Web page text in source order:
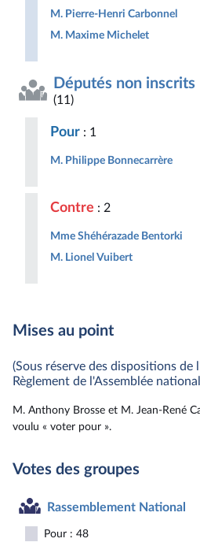
M. Pierre-Henri Carbonnel
M. Maxime Michelet
Députés non inscrits
(11)
Pour : 1
M. Philippe Bonnecarrère
Contre : 2
Mme Shéhérazade Bentorki
M. Lionel Vuibert
Mises au point
(Sous réserve des dispositions de
Règlement de l'Assemblée
M. Anthony Brosse et M. Jean-René
voulu « voter pour ».
Votes des groupes
Rassemblement National
Pour : 48